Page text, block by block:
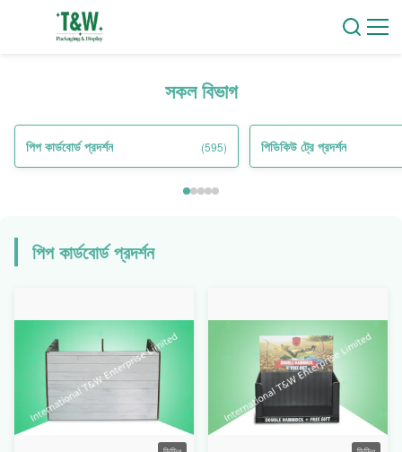
সকল বিভাগ
পিপ কার্ডবোর্ড প্রদর্শন (595) পিডিকিউ ট্রে প্রদর্শন
পিপ কার্ডবোর্ড প্রদর্শন